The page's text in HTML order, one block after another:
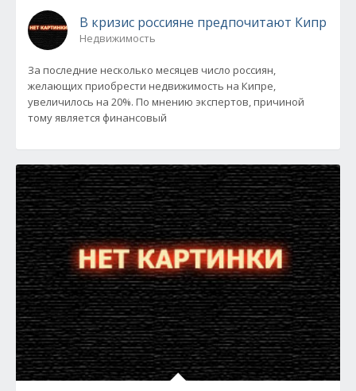
В кризис россияне предпочитают Кипр
Недвижимость
За последние несколько месяцев число россиян,
желающих приобрести недвижимость на Кипре,
увеличилось на 20%. По мнению экспертов, причиной
тому является финансовый